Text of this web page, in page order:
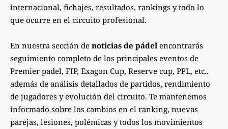
internacional, fichajes, resultados, rankings y todo lo
que ocurre en el circuito profesional.
En nuestra sección de noticias de pádel encontrarás
seguimiento completo de los principales eventos de
Premier padel, FIP, Exagon Cup, Reserve cup, PPL, etc..
además de análisis detallados de partidos, rendimiento
de jugadores y evolución del circuito. Te mantenemos
informado sobre los cambios en el ranking, nuevas
parejas, lesiones, polémicas y todos los movimientos